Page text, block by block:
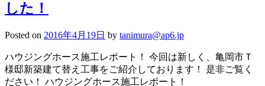
した！
Posted on 2016年4月19日 by tanimura@ap6.jp
ハウジングホース施工レポート！ 今回は新しく、亀岡市Ｔ
様邸新築建て替え工事をご紹介しております！ 是非ご覧く
ださい！ ハウジングホース施工レポート！